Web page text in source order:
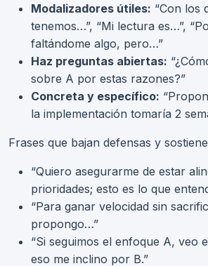
Modalizadores útiles: “Con los
tenemos…”, “Mi lectura es…”,
faltándome algo, pero…”
Haz preguntas abiertas:
sobre A por estas razones?”
Concreta y específico:
la implementación tomaría 2
Frases que bajan defensas y
“Quiero asegurarme de estar
prioridades; esto es lo que
“Para ganar velocidad sin
propongo…”
“Si seguimos el enfoque A, veo
eso me inclino por B.”